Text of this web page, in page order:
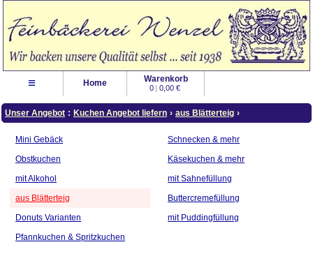
≡ Home Warenkorb
0 | 0,00 €
Unser Angebot : Kuchen Angebot liefern › aus Blätterteig ›
Mini Gebäck
Obstkuchen
mit Alkohol
aus Blätterteig
Donuts Varianten
Pfannkuchen & Spritzkuchen
Schnecken & mehr
Käsekuchen & mehr
mit Sahnefüllung
Buttercremefüllung
mit Puddingfüllung